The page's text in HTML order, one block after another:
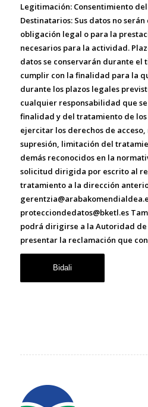
Legitimación: Consentimiento
Destinatarios:Sus datos no
obligación legal o para la
necesarios para la actividad.
datos se conservarán durante el
cumplir con la finalidad para la
durante los plazos legales
cualquier responsabilidad que
finalidad y del tratamiento de los
ejercitar los derechos de
supresión, limitación del
demás reconocidos en la
solicitud dirigida por escrito al
tratamiento a la dirección
protecciondedatos@bketl.es También informarle que
podrá dirigirse a la Autoridad
presentar la reclamación que